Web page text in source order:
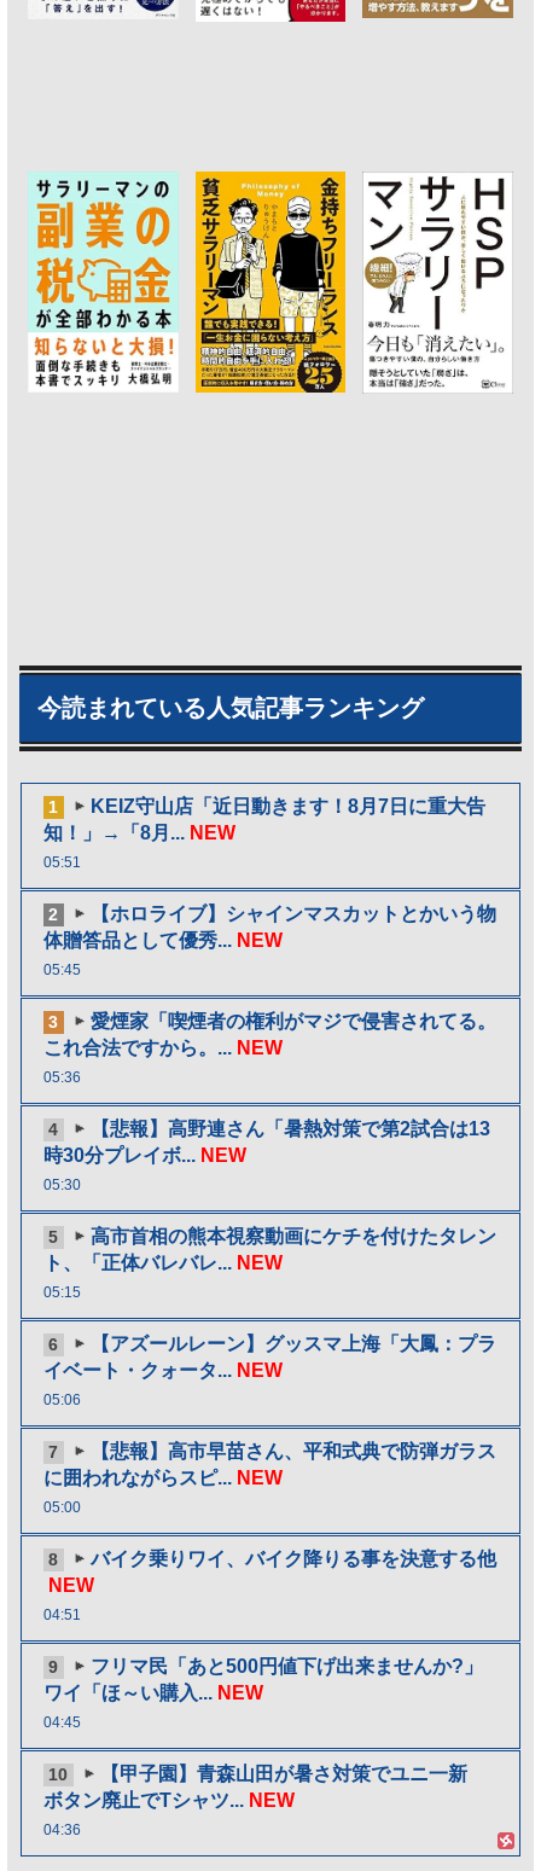
今読まれている人気記事ランキング
1
KEIZ守山店「近日動きます！8月7日に重大告
知！」→「8月... NEW
05:51
2
【ホロライブ】シャインマスカットとかいう物
体贈答品として優秀... NEW
05:45
3
愛煙家「喫煙者の権利がマジで侵害されてる。
これ合法ですから。... NEW
05:36
4
【悲報】高野連さん「暑熱対策で第2試合は13
時30分プレイボ... NEW
05:30
5
高市首相の熊本視察動画にケチを付けたタレン
ト、「正体バレバレ... NEW
05:15
6
【アズールレーン】グッスマ上海「大鳳：プラ
イベート・クォータ... NEW
05:06
7
【悲報】高市早苗さん、平和式典で防弾ガラス
に囲われながらスピ... NEW
05:00
8
バイク乗りワイ、バイク降りる事を決意する他
NEW
04:51
9
フリマ民「あと500円値下げ出来ませんか?」
ワイ「ほ～い購入... NEW
04:45
10
【甲子園】青森山田が暑さ対策でユニ一新
ボタン廃止でTシャツ... NEW
04:36